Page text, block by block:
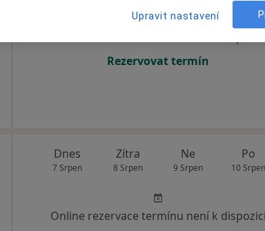
Rezervovat termín
Dnes
7 Srpen
Zítra
8 Srpen
Ne
9 Srpen
Po
10 Srpen
Online rezervace termínu není k dispozici
Upravit nastavení